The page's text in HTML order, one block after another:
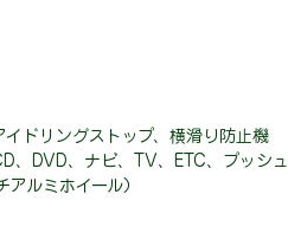
イドリングストップ、横滑り防止機
、DVD、ナビ、TV、ETC、プッシュ
ルミホイール）